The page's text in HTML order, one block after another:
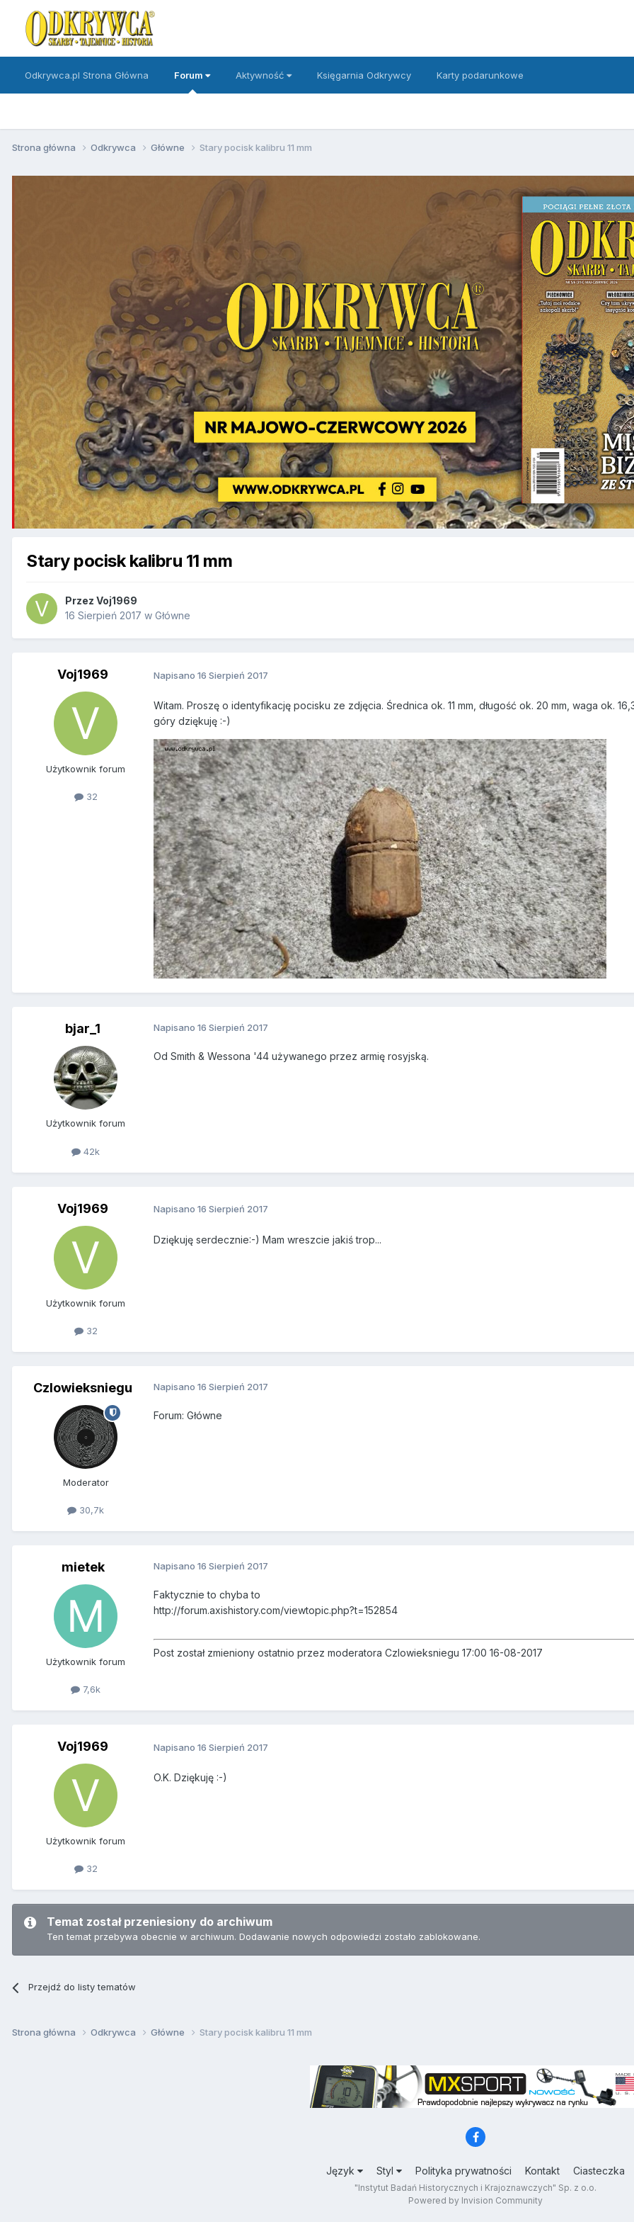
Odkrywca.pl Strona Główna Forum Aktywność Księgarnia Odkrywcy Karty podarunkowe
Strona główna Odkrywca Główne Stary pocisk kalibru 11 mm
Stary pocisk kalibru 11 mm
Przez Voj1969
16 Sierpień 2017 w Główne
Voj1969
Użytkownik forum
32
Napisano 16 Sierpień 2017
Witam. Proszę o identyfikację pocisku ze zdjęcia. Średnica ok. 11 mm, długość ok. 20 mm, waga ok.
góry dziękuję :-)
bjar_1
Użytkownik forum
42k
Napisano 16 Sierpień 2017
Od Smith & Wessona '44 używanego przez armię rosyjską.
Voj1969
Użytkownik forum
32
Napisano 16 Sierpień 2017
Dziękuję serdecznie:-) Mam wreszcie jakiś trop...
Czlowieksniegu
Moderator
30,7k
Napisano 16 Sierpień 2017
Forum: Główne
mietek
Użytkownik forum
7,6k
Napisano 16 Sierpień 2017
Faktycznie to chyba to
http://forum.axishistory.com/viewtopic.php?t=152854
Post został zmieniony ostatnio przez moderatora Czlowieksniegu 17:00 16-08-2017
Voj1969
Użytkownik forum
32
Napisano 16 Sierpień 2017
O.K. Dziękuję :-)
Temat został przeniesiony do archiwum
Ten temat przebywa obecnie w archiwum. Dodawanie nowych odpowiedzi zostało zablokowane.
Przejdź do listy tematów
Strona główna Odkrywca Główne Stary pocisk kalibru 11 mm
Język Styl Polityka prywatności Kontakt Ciasteczka
"Instytut Badań Historycznych i Krajoznawczych" Sp. z o.o.
Powered by Invision Community